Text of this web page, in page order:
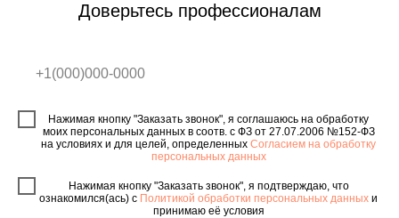
Доверьтесь профессионалам
Нажимая кнопку "Заказать звонок", я соглашаюсь на обработку
моих персональных данных в соотв. с ФЗ от 27.07.2006 №152-ФЗ
на условиях и для целей, определенных Согласием на обработку
персональных данных
Нажимая кнопку "Заказать звонок", я подтверждаю, что
ознакомился(ась) с Политикой обработки персональных данных и
принимаю её условия